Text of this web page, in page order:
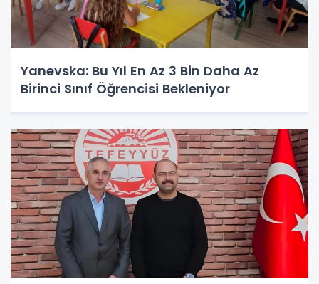
Yanevska: Bu Yıl En Az 3 Bin Daha Az
Birinci Sınıf Öğrencisi Bekleniyor